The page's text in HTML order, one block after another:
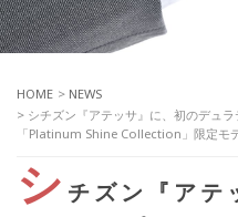
HOME > NEWS
> シチズン『アテッサ』に、初のデュ
「Platinum Shine Collection」限定モ
シ チズン『アテ